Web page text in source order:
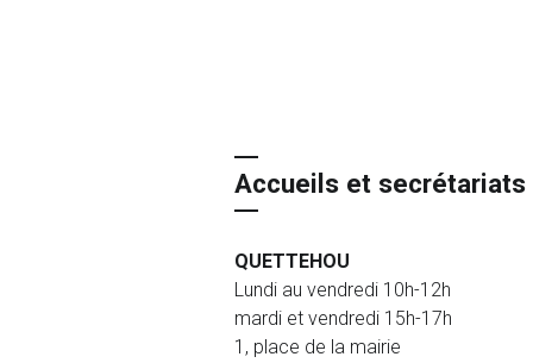
Accueils et secrétariats
QUETTEHOU
Lundi au vendredi 10h-12h
mardi et vendredi 15h-17h
1, place de la mairie